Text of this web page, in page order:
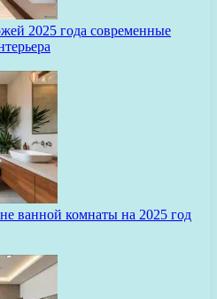
2025 года современные
ванной комнаты на 2025 год